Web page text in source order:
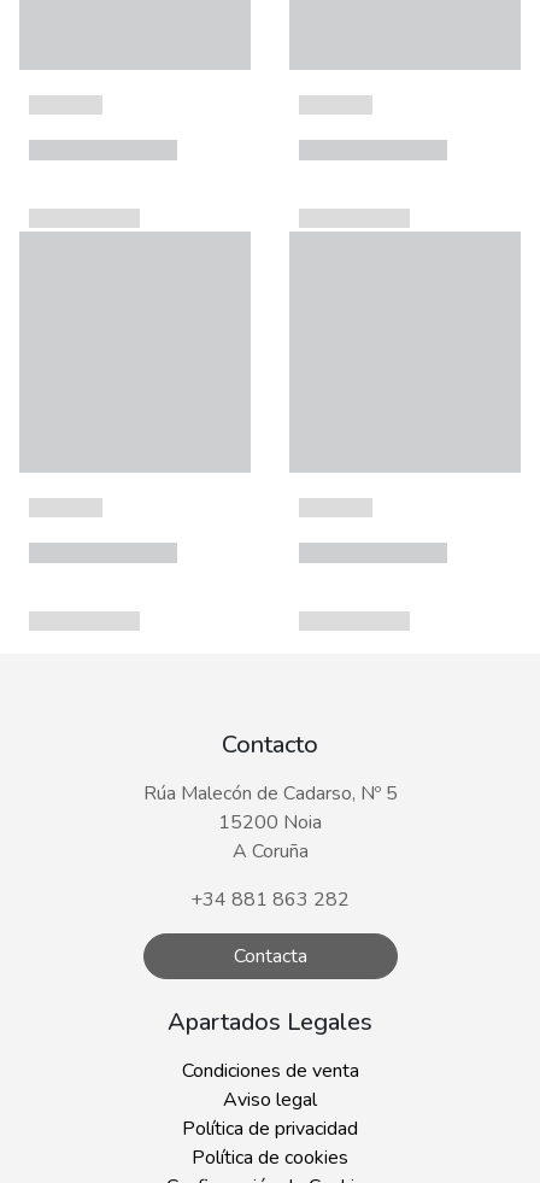
Contacto
Rúa Malecón de Cadarso, Nº 5
15200 Noia
A Coruña
+34 881 863 282
Contacta
Apartados Legales
Condiciones de venta
Aviso legal
Política de privacidad
Política de cookies